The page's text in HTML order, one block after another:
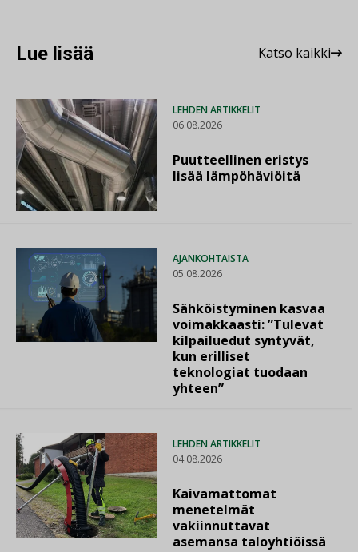
Lue lisää Katso kaikki
LEHDEN ARTIKKELIT
06.08.2026
Puutteellinen eristys
lisää lämpöhäviöitä
AJANKOHTAISTA
05.08.2026
Sähköistyminen kasvaa
voimakkaasti: ”Tulevat
kilpailuedut syntyvät,
kun erilliset
teknologiat tuodaan
yhteen”
LEHDEN ARTIKKELIT
04.08.2026
Kaivamattomat
menetelmät
vakiinnuttavat
asemansa taloyhtiöissä